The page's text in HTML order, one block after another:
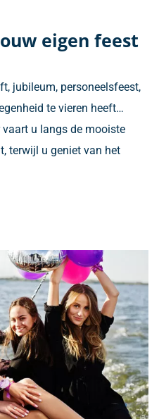
eigen feest
jubileum, personeelsfeest,
te vieren heeft…
u langs de mooiste
terwijl u geniet van het